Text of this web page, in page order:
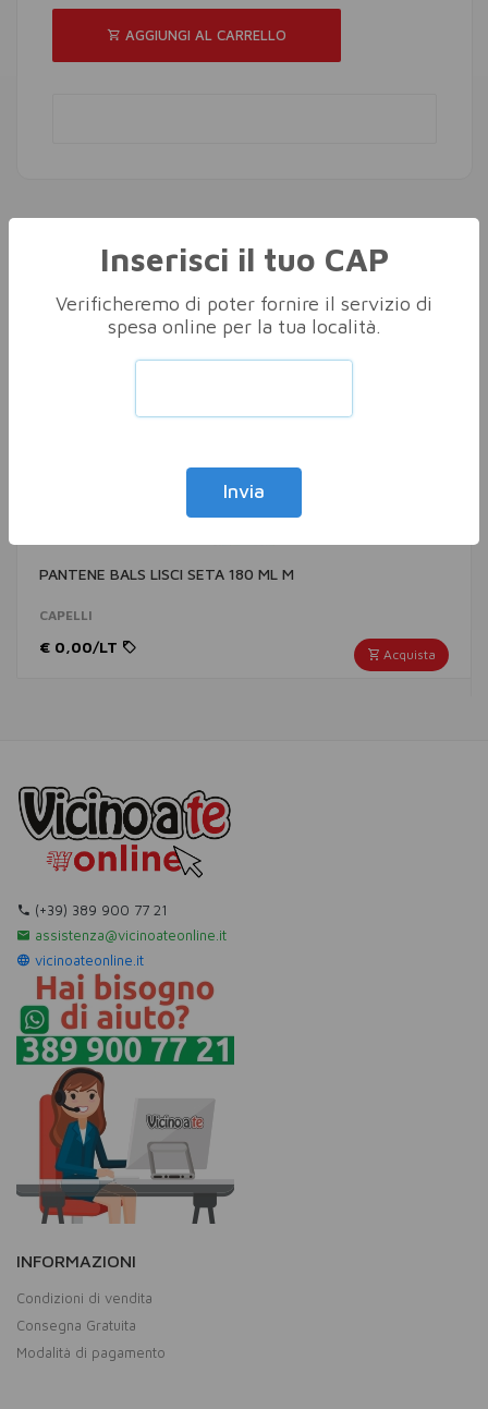
AGGIUNGI AL CARRELLO
Altri nella stessa categoria
PANTENE BALS LISCI SETA 180 ML M
CAPELLI
Acquista
€ 0,00/LT
(+39) 389 900 77 21
assistenza@vicinoateonline.it
vicinoateonline.it
INFORMAZIONI
Condizioni di vendita
Consegna Gratuita
Modalità di pagamento
Inserisci il tuo CAP
Verificheremo di poter fornire il servizio di
spesa online per la tua località.
Invia